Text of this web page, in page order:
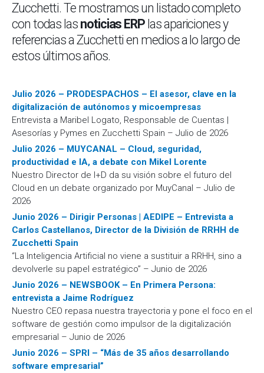
Zucchetti. Te mostramos un listado completo
con todas las noticias ERP las apariciones y
referencias a Zucchetti en medios a lo largo de
estos últimos años.
Julio 2026 – PRODESPACHOS – El asesor, clave en la
digitalización de autónomos y micoempresas
Entrevista a Maribel Logato, Responsable de Cuentas |
Asesorías y Pymes en Zucchetti Spain – Julio de 2026
Julio 2026 – MUYCANAL – Cloud, seguridad,
productividad e IA, a debate con Mikel Lorente
Nuestro Director de I+D da su visión sobre el futuro del
Cloud en un debate organizado por MuyCanal – Julio de
2026
Junio 2026 – Dirigir Personas | AEDIPE – Entrevista a
Carlos Castellanos, Director de la División de RRHH de
Zucchetti Spain
“La Inteligencia Artificial no viene a sustituir a RRHH, sino a
devolverle su papel estratégico” – Junio de 2026
Junio 2026 – NEWSBOOK – En Primera Persona:
entrevista a Jaime Rodríguez
Nuestro CEO repasa nuestra trayectoria y pone el foco en el
software de gestión como impulsor de la digitalización
empresarial – Junio de 2026
Junio 2026 – SPRI – “Más de 35 años desarrollando
software empresarial”